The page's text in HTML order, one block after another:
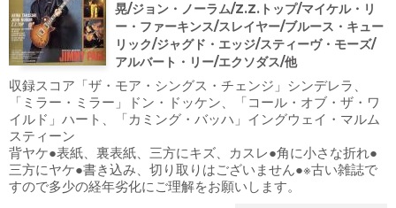
晃/ジョン・ノーラム/Z.Z.トップ/マイケル・リ
ー・ファーキンス/スレイヤー/ブルース・キュー
リック/ジャグド・エッジ/スティーヴ・モーズ/
アルバート・リー/エクソダス/他
収録スコア「ザ・モア・シングス・チェンジ」シンデレラ、
「ミラー・ミラー」ドン・ドッケン、「コール・オブ・ザ・ワ
イルド」ハート、「カミング・バッハ」イングウェイ・マルム
スティーン
背ヤケ●表紙、裏表紙、三方にキズ、カスレ●角に小さな折れ●
三方にヤケ●書き込み、切り取りはございません●※古い雑誌で
すので多少の経年劣化にご理解をお願いします。